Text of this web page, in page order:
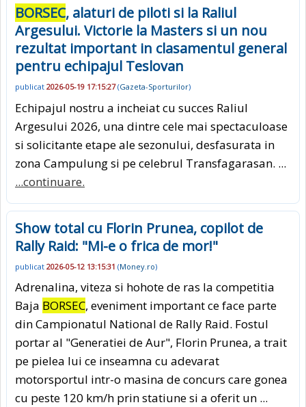
BORSEC, alaturi de piloti si la Raliul
Argesului. Victorie la Masters si un nou
rezultat important in clasamentul general
pentru echipajul Teslovan
publicat 2026-05-19 17:15:27(Gazeta-Sporturilor)
Echipajul nostru a incheiat cu succes Raliul
Argesului 2026, una dintre cele mai spectaculoase
si solicitante etape ale sezonului, desfasurata in
zona Campulung si pe celebrul Transfagarasan. ...
...continuare.
Show total cu Florin Prunea, copilot de
Rally Raid: "Mi-e o frica de mor!"
publicat 2026-05-12 13:15:31 (Money.ro)
Adrenalina, viteza si hohote de ras la competitia
Baja BORSEC, eveniment important ce face parte
din Campionatul National de Rally Raid. Fostul
portar al "Generatiei de Aur", Florin Prunea, a trait
pe pielea lui ce inseamna cu adevarat
motorsportul intr-o masina de concurs care gonea
cu peste 120 km/h prin statiune si a oferit un ...